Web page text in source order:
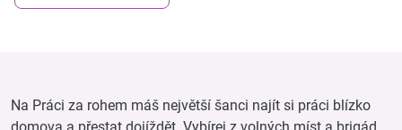
Na Práci za rohem máš největší šanci najít si práci blízko
domova a přestat dojíždět. Vybírej z volných míst a brigád